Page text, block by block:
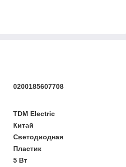
0200185607708
TDM Electric
Китай
Светодиодная
Пластик
5 Вт